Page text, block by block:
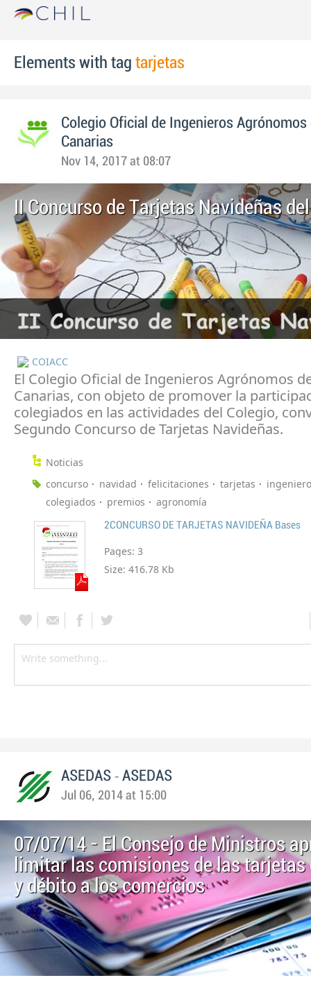
Elements with tag tarjetas
Colegio Oficial de Ingenieros Agrónomos
Canarias
Nov 14, 2017 at 08:07
II Concurso de Tarjetas Navideñas
COIACC
El Colegio Oficial de Ingenieros Agrónomos
Canarias, con objeto de promover la
colegiados en las actividades del Colegio,
Segundo Concurso de Tarjetas Navideñas.
Noticias
concurso
navidad felicitaciones tarjetas
colegiados
premios agronomía
2CONCURSO DE TARJETAS NAVIDEÑA Bases
Pages: 3
Size: 416.78 Kb
ASEDAS - ASEDAS
Jul 06, 2014 at 15:00
07/07/14 - El Consejo de Ministros
limitar las comisiones de las tarjetas
y débito a los comercios